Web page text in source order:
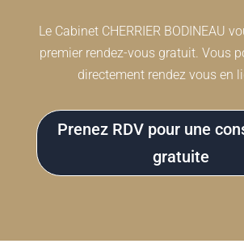
Le Cabinet CHERRIER BODINEAU
premier rendez-vous gratuit. Vous
directement rendez vous en
Prenez RDV pour une
gratuite